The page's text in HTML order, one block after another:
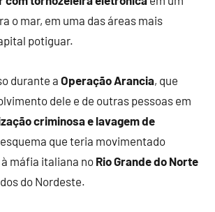
o mar, em uma das áreas mais
potiguar.
durante a Operação Arancia, que
dele e de outras pessoas em
criminosa e lavagem de
que teria movimentado
máfia italiana no Rio Grande do Norte
do Nordeste.